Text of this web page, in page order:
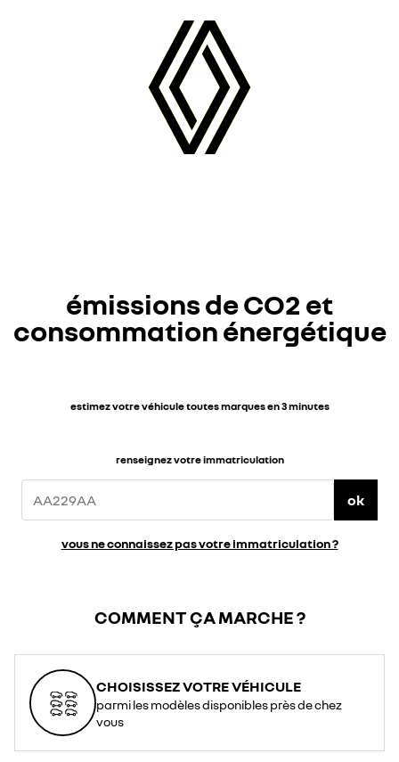
émissions de CO2 et
consommation énergétique
estimez votre véhicule toutes marques en 3 minutes
renseignez votre immatriculation
ok
vous ne connaissez pas votre immatriculation ?
COMMENT ÇA MARCHE ?
CHOISISSEZ VOTRE VÉHICULE
parmi les modèles disponibles près de chez
vous